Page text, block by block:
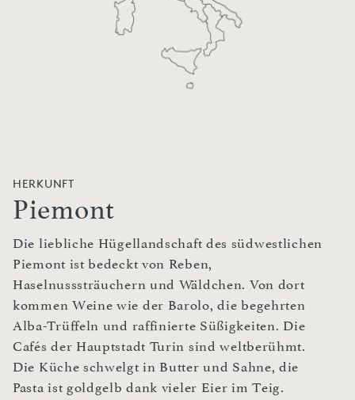
HERKUNFT
Piemont
Die liebliche Hügellandschaft des südwestlichen
Piemont ist bedeckt von Reben,
Haselnusssträuchern und Wäldchen. Von dort
kommen Weine wie der Barolo, die begehrten
Alba-Trüffeln und raffinierte Süßigkeiten. Die
Cafés der Hauptstadt Turin sind weltberühmt.
Die Küche schwelgt in Butter und Sahne, die
Pasta ist goldgelb dank vieler Eier im Teig.